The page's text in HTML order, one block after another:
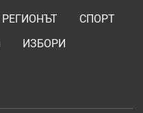
РЕГИОНЪТ
СПОРТ
ИЗБОРИ